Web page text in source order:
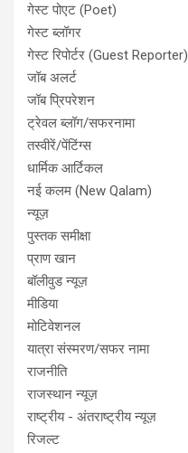
गेस्ट पोएट (Poet)
गेस्ट ब्लॉगर
गेस्ट रिपोर्टर (Guest Reporter)
जॉब अलर्ट
जॉब प्रिपरेशन
ट्रेवल ब्लॉग/सफरनामा
तस्वीरें/पेंटिंग्स
धार्मिक आर्टिकल
नई कलम (New Qalam)
न्यूज़
पुस्तक समीक्षा
प्राण खान
बॉलीवुड न्यूज़
मीडिया
मोटिवेशनल
यात्रा संस्मरण/सफर नामा
राजनीति
राजस्थान न्यूज़
राष्ट्रीय - अंतराष्ट्रीय न्यूज़
रिजल्ट